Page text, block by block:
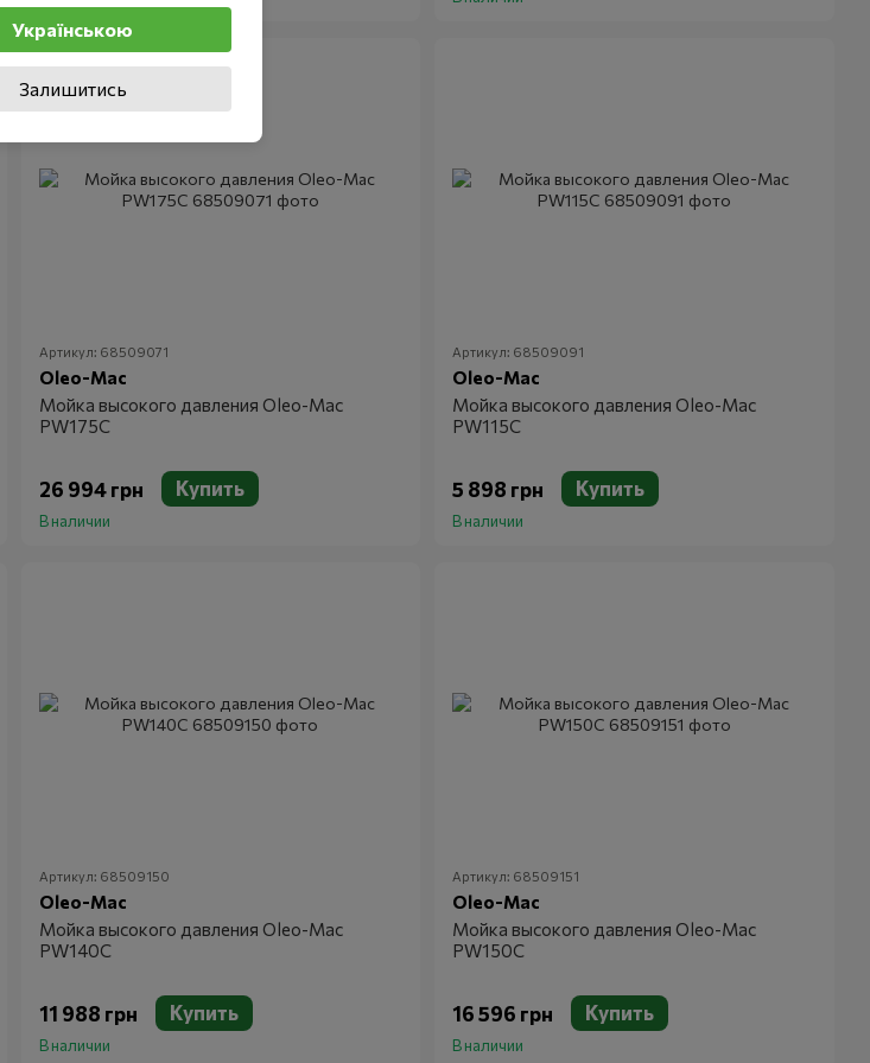
Артикул: 68509071
Oleo-Mac
Мойка высокого давления Oleo-Mac
PW175C
26 994 грн Купить
В наличии
Артикул: 68509091
Oleo-Mac
Мойка высокого давления Oleo-Mac
PW115C
5 898 грн Купить
В наличии
Артикул: 68509150
Oleo-Mac
Мойка высокого давления Oleo-Mac
PW140C
11 988 грн Купить
В наличии
Артикул: 68509151
Oleo-Mac
Мойка высокого давления Oleo-Mac
PW150C
16 596 грн Купить
В наличии
Українською
Залишитись